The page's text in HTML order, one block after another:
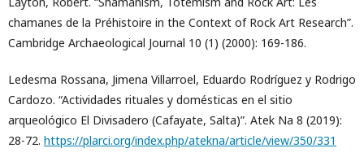
chamanes de la Préhistoire in the Context of Rock Art Research”.
Cambridge Archaeological Journal 10 (1) (2000): 169-186.
Ledesma Rossana, Jimena Villarroel, Eduardo Rodríguez y Rodrigo
Cardozo. “Actividades rituales y domésticas en el sitio
arqueológico El Divisadero (Cafayate, Salta)”. Atek Na 8 (2019):
28-72. https://plarci.org/index.php/atekna/article/view/350/331